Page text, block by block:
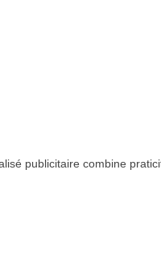
publicitaire combine